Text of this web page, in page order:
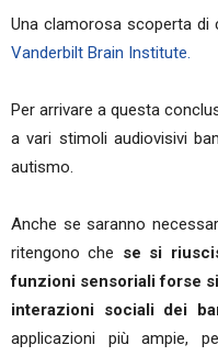
Una clamorosa scoperta di
Vanderbilt Brain Institute.
Per arrivare a questa
a vari stimoli audiovisivi
autismo.
Anche se saranno
ritengono che se si
funzioni sensoriali forse
interazioni sociali dei
applicazioni più ampie,